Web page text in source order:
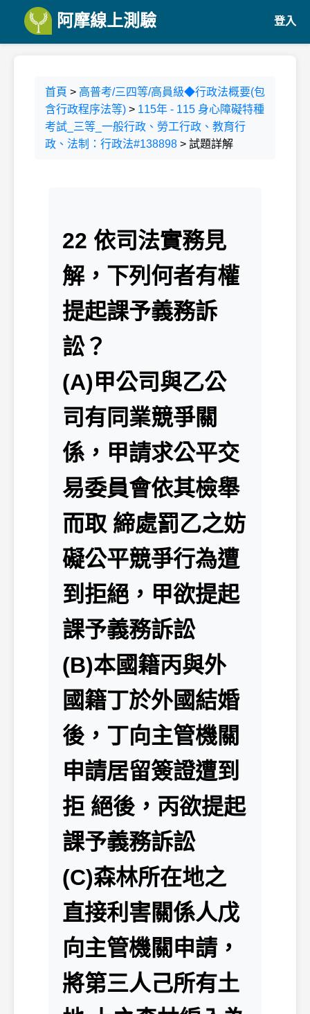
阿摩線上測驗 登入
首頁 > 高普考/三四等/高員級◆行政法概要(包
含行政程序法等) > 115年 - 115 身心障礙特種
考試_三等_一般行政、勞工行政、教育行
政、法制：行政法#138898 > 試題詳解
22 依司法實務見
解，下列何者有權
提起課予義務訴
訟？
(A)甲公司與乙公
司有同業競爭關
係，甲請求公平交
易委員會依其檢舉
而取 締處罰乙之妨
礙公平競爭行為遭
到拒絕，甲欲提起
課予義務訴訟
(B)本國籍丙與外
國籍丁於外國結婚
後，丁向主管機關
申請居留簽證遭到
拒 絕後，丙欲提起
課予義務訴訟
(C)森林所在地之
直接利害關係人戊
向主管機關申請，
將第三人己所有土